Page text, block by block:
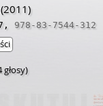
(2011)
, 978-83-7544-312
głosy)